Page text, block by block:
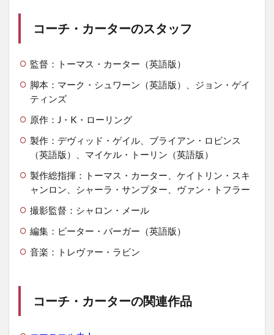
コーチ・カーターのスタッフ
監督：トーマス・カーター（英語版）
脚本：マーク・シュワーン（英語版）、ジョン・ゲイ
ティンズ
原作：J・K・ローリング
製作：デヴィッド・ゲイル、ブライアン・ロビンス
（英語版）、マイケル・トーリン（英語版）
製作総指揮：トーマス・カーター、ケイトリン・スキ
ャンロン、シャーラ・サンプター、ヴァン・トフラー
撮影監督：シャロン・メール
編集：ピーター・バーガー（英語版）
音楽：トレヴァー・ラビン
コーチ・カーターの関連作品